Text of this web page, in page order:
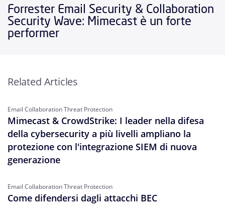
Forrester Email Security & Collaboration
Security Wave: Mimecast è un forte
performer
Related Articles
Email Collaboration Threat Protection
Mimecast & CrowdStrike: I leader nella difesa
della cybersecurity a più livelli ampliano la
protezione con l'integrazione SIEM di nuova
generazione
Email Collaboration Threat Protection
Come difendersi dagli attacchi BEC